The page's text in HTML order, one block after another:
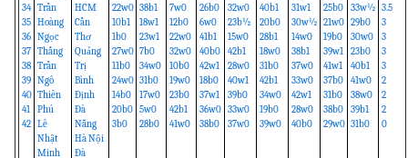
34
35
36
37
38
39
40
41
42
Trần
Hoàng
Ngọc
Thắng
Trần
Ngô
Thiên
Phú
Lê
Nhật
Minh
HCM
Cần
Thơ
Quảng
Trị
Bình
Định
Đà
Nẵng
Hà Nội
Đà
22w0
10b1
1b0
27w0
11b0
24w0
14b0
20b0
3b0
38b1
18w1
23w1
7b0
34w0
31b0
17w0
5w0
28b0
7w0
12b0
22w0
32w0
10b0
19w0
23b0
42b1
41w0
26b0
6w0
41b1
40b0
42w1
18b0
37w1
36w0
38b0
32w0
23b½
15w0
42b1
28w0
40w1
39b0
33w0
37w0
40b1
20b0
28b1
18w0
31b0
42b1
34w0
19b0
39w0
31w1
30w½
14w0
38b1
37w0
33w0
42w1
28w0
40b0
25b0
21w0
19b0
39w1
41w1
37b0
31b0
38b0
29w0
33w½
29b0
30w0
23b0
40b1
41w0
38w0
39b1
31b0
3.5
3
3
3
3
2
2
2
0